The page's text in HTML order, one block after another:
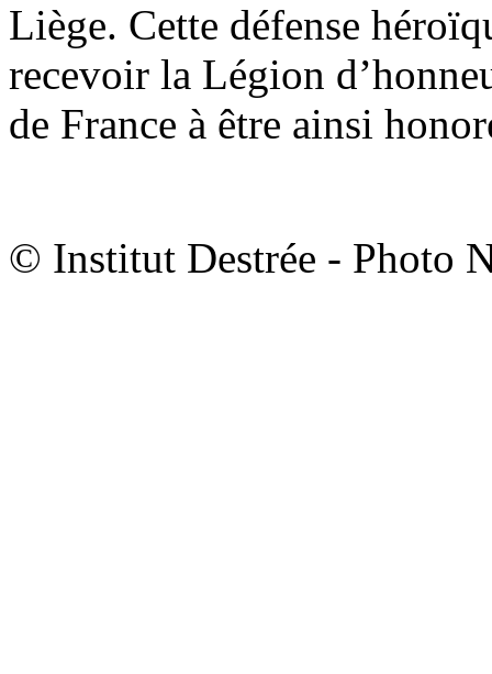
Liège. Cette défense
recevoir la Légion
de France à être ainsi
© Institut Destrée - Photo